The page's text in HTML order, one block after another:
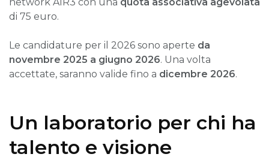
network AIR3 con una quota associativa agevolata
di 75 euro.
Le candidature per il 2026 sono aperte da
novembre 2025 a giugno 2026. Una volta
accettate, saranno valide fino a dicembre 2026.
Un laboratorio per chi ha
talento e visione